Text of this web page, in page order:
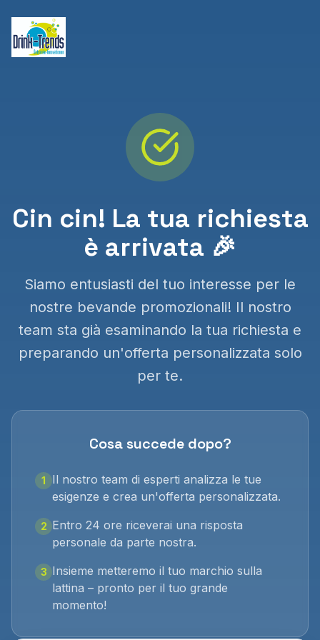
Cin cin! La tua richiesta
è arrivata 🎉
Siamo entusiasti del tuo interesse per le
nostre bevande promozionali! Il nostro
team sta già esaminando la tua richiesta e
preparando un'offerta personalizzata solo
per te.
Cosa succede dopo?
1
Il nostro team di esperti analizza le tue
esigenze e crea un'offerta personalizzata.
2 Entro 24 ore riceverai una risposta
personale da parte nostra.
3 Insieme metteremo il tuo marchio sulla
lattina – pronto per il tuo grande
momento!